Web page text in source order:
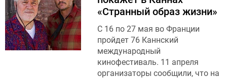
«Странный образ жизни»
С 16 по 27 мая во Франции
пройдет 76 Каннский
международный
кинофестиваль. 11 апреля
организаторы сообщили, что на